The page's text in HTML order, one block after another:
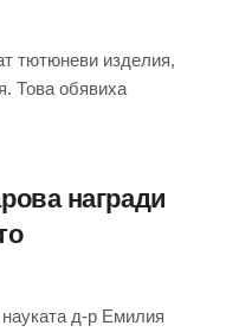
тютюневи изделия,
Това обявиха
награди
д-р Емилия